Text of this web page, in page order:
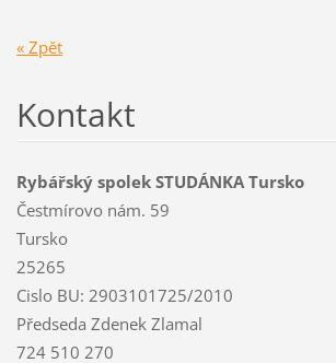
« Zpět
Kontakt
Rybářský spolek STUDÁNKA Tursko
Čestmírovo nám. 59
Tursko
25265
Cislo BU: 2903101725/2010
Předseda Zdenek Zlamal
724 510 270